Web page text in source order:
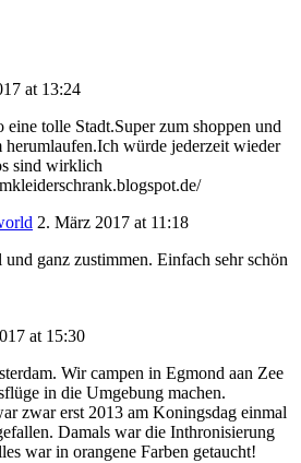
at 13:24
tolle Stadt.Super zum shoppen und
würde jederzeit wieder
sind wirklich
2. März 2017 at 11:18
ganz zustimmen. Einfach sehr schön
at 15:30
Wir campen in Egmond aan Zee
in die Umgebung machen.
zwar erst 2013 am Koningsdag einmal
Damals war die Inthronisierung
war in orangene Farben getaucht!